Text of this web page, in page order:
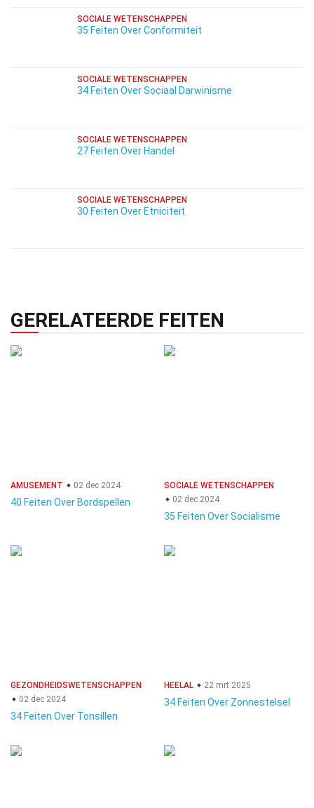
SOCIALE WETENSCHAPPEN
35 Feiten Over Conformiteit
SOCIALE WETENSCHAPPEN
34 Feiten Over Sociaal Darwinisme
SOCIALE WETENSCHAPPEN
27 Feiten Over Handel
SOCIALE WETENSCHAPPEN
30 Feiten Over Etniciteit
GERELATEERDE FEITEN
AMUSEMENT 02 dec 2024
40 Feiten Over Bordspellen
SOCIALE WETENSCHAPPEN
02 dec 2024
35 Feiten Over Socialisme
GEZONDHEIDSWETENSCHAPPEN
02 dec 2024
34 Feiten Over Tonsillen
HEELAL 22 mrt 2025
34 Feiten Over Zonnestelsel